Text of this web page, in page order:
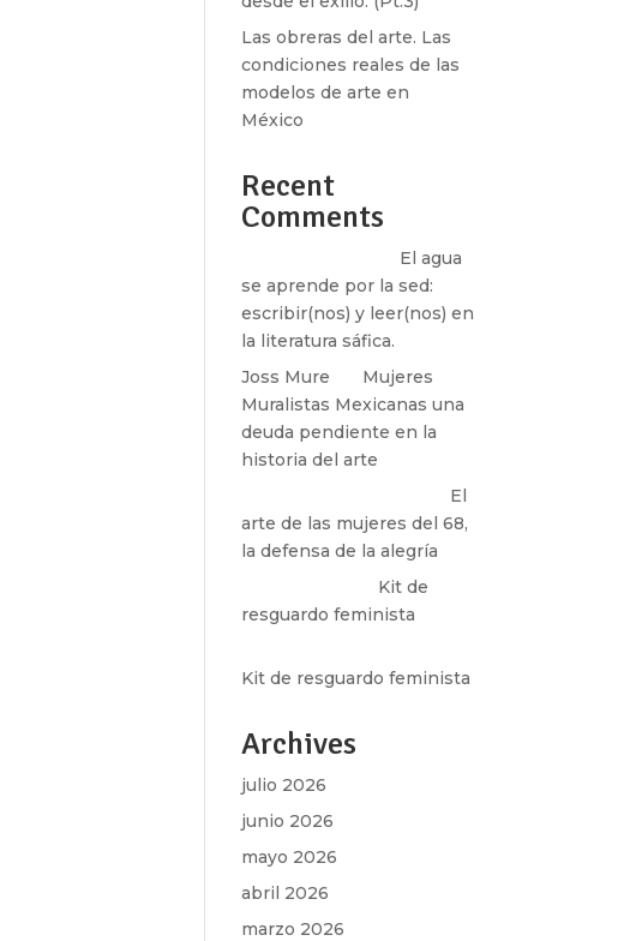
Las obreras del arte. Las
condiciones reales de las
modelos de arte en
México
Recent
Comments
El agua
se aprende por la sed:
escribir(nos) y leer(nos) en
la literatura sáfica.
Joss Mure
Mujeres
Muralistas Mexicanas una
deuda pendiente en la
historia del arte
El
arte de las mujeres del 68,
la defensa de la alegría
Kit de
resguardo feminista
Kit de resguardo feminista
Archives
julio 2026
junio 2026
mayo 2026
abril 2026
marzo 2026